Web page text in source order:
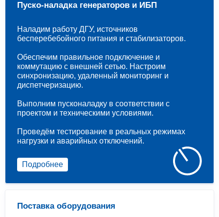
Поставка оборудования
Пуско-наладка генераторов и ИБП
Наладим работу ДГУ, источников
бесперебебойного питания и стабилизаторов.
Обеспечим правильное подключение и
коммутацию с внешней сетью. Настроим
синхронизацию, удаленный мониторинг и
диспетчеризацию.
Выполним пусконаладку в соответствии с
проектом и техническими условиями.
Проведём тестирование в реальных режимах
нагрузки и аварийных отключений.
Подробнее